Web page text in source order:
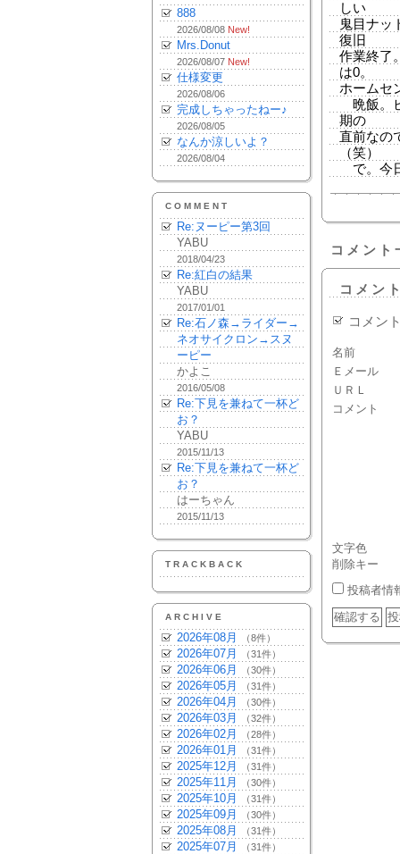
888
2026/08/08 New!
Mrs.Donut
2026/08/07 New!
仕様変更
2026/08/06
完成しちゃったねー♪
2026/08/05
なんか涼しいよ？
2026/08/04
COMMENT
Re:ヌーピー第3回
YABU
2018/04/23
Re:紅白の結果
YABU
2017/01/01
Re:石ノ森→ライダー→
ネオサイクロン→スヌ
ーピー
かよこ
2016/05/08
Re:下見を兼ねて一杯ど
お？
YABU
2015/11/13
Re:下見を兼ねて一杯ど
お？
はーちゃん
2015/11/13
TRACKBACK
ARCHIVE
2026年08月 （8件）
2026年07月 （31件）
2026年06月 （30件）
2026年05月 （31件）
2026年04月 （30件）
2026年03月 （32件）
2026年02月 （28件）
2026年01月 （31件）
2025年12月 （31件）
2025年11月 （30件）
2025年10月 （31件）
2025年09月 （30件）
2025年08月 （31件）
2025年07月 （31件）
しい
鬼目ナッ
復旧
作業終了
は0。
ホームセ
晩飯。
期の
直前なの
（笑）
で。今
コメント
コメン
コメン
名前
Ｅメール
ＵＲＬ
コメント
文字色
削除キー
投稿者情